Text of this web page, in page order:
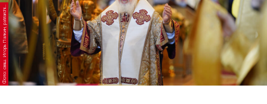
Ф
о
т
о:
с
в
я
щ.
И
г
о
р
ь
П
а
л
к
и
н,
p
a
tri
ar
c
hi
a.r
u